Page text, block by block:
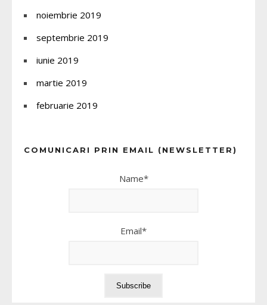
noiembrie 2019
septembrie 2019
iunie 2019
martie 2019
februarie 2019
COMUNICARI PRIN EMAIL (NEWSLETTER)
Name*
Email*